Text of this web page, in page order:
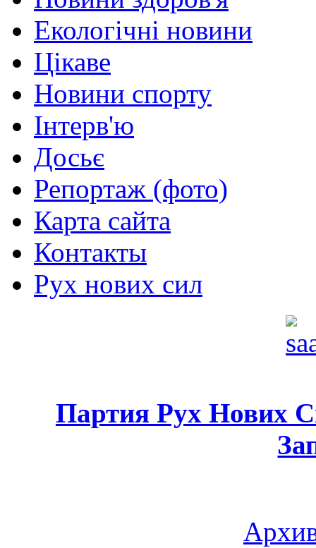
Екологічні новини
Цікаве
Новини спорту
Інтерв'ю
Досьє
Репортаж (фото)
Карта сайта
Контакты
Рух нових сил
Партия Рух Нових